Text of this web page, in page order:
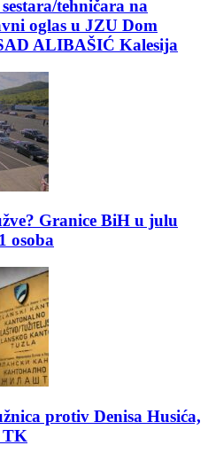
tehničara na
oglas u JZU Dom
ALIBAŠIĆ Kalesija
Granice BiH u julu
osoba
protiv Denisa Husića,
TK